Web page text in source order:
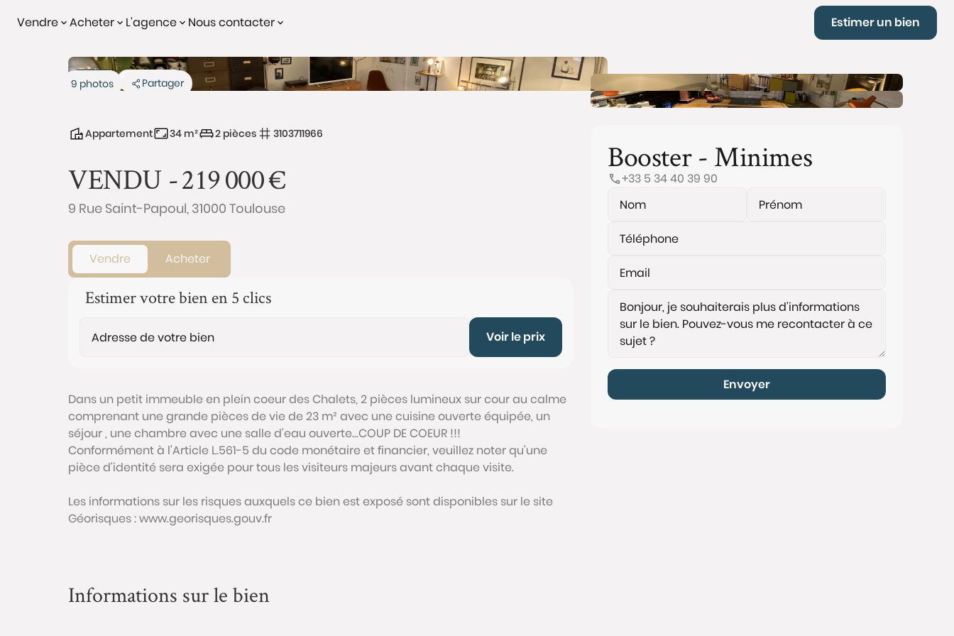
Vendre Acheter L'agence Nous contacter Estimer un bien
Vendu Exclusivité
9 photos Partager
Appartement 34 m² 2 pièces 3103711966
VENDU -219 000€
9 Rue Saint-Papoul, 31000 Toulouse
Vendre Acheter
Estimer votre bien en 5 clics
Voir le prix
Dans un petit immeuble en plein coeur des Chalets, 2 pièces lumineux sur cour au calme
comprenant une grande pièces de vie de 23 m² avec une cuisine ouverte équipée, un
séjour , une chambre avec une salle d'eau ouverte...COUP DE COEUR !!!
Conformément à l'Article L.561-5 du code monétaire et financier, veuillez noter qu'une
pièce d'identité sera exigée pour tous les visiteurs majeurs avant chaque visite.
Les informations sur les risques auxquels ce bien est exposé sont disponibles sur le site
Géorisques : www.georisques.gouv.fr
Informations sur le bien
Booster - Minimes
+33 5 34 40 39 90
Envoyer